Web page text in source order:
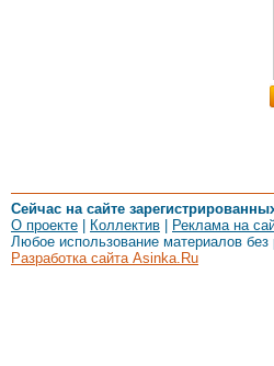
Сейчас на сайте
О проекте
Коллектив Реклама на
Любое использование материалов
Разработка сайта Asinka.Ru